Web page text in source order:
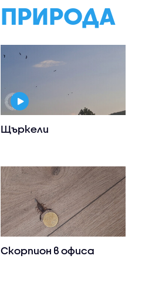
ПРИРОДА
Щъркели
Скорпион в офиса